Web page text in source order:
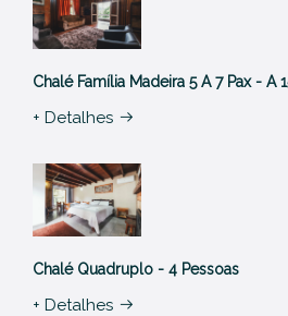
Chalé Família Madeira 5 A 7 Pax - A
+ Detalhes
Chalé Quadruplo - 4 Pessoas
+ Detalhes